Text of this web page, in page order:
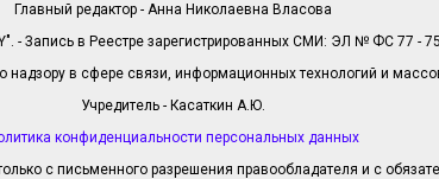
Главный редактор - Анна Николаевна Власова
- Запись в Реестре зарегистрированных СМИ: ЭЛ № ФС 77 -
в сфере связи, информационных технологий и
Учредитель - Касаткин А.Ю.
конфиденциальности персональных данных
с письменного разрешения правообладателя и с